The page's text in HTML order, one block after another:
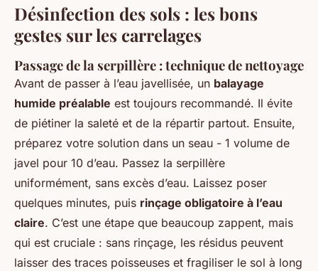
Désinfection des sols : les bons
gestes sur les carrelages
Passage de la serpillère : technique de nettoyage
Avant de passer à l’eau javellisée, un balayage
humide préalable est toujours recommandé. Il évite
de piétiner la saleté et de la répartir partout. Ensuite,
préparez votre solution dans un seau - 1 volume de
javel pour 10 d’eau. Passez la serpillère
uniformément, sans excès d’eau. Laissez poser
quelques minutes, puis rinçage obligatoire à l’eau
claire. C’est une étape que beaucoup zappent, mais
qui est cruciale : sans rinçage, les résidus peuvent
laisser des traces poisseuses et fragiliser le sol à long